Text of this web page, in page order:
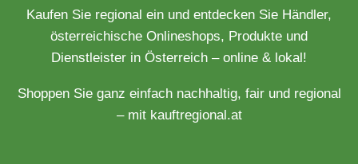
Kaufen Sie regional ein und entdecken Sie Händler,
österreichische Onlineshops, Produkte und
Dienstleister in Österreich – online & lokal!
Shoppen Sie ganz einfach nachhaltig, fair und regional
– mit kauftregional.at